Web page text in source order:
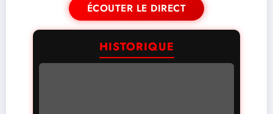
ÉCOUTER LE DIRECT
HISTORIQUE